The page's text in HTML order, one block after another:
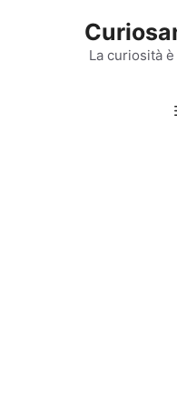
La curiosità